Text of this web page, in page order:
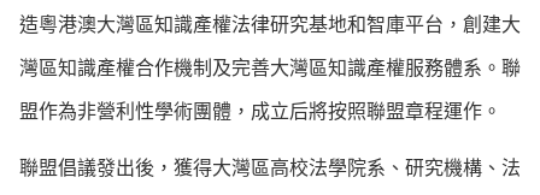
造粵港澳大灣區知識產權法律研究基地和智庫平台，創建大
灣區知識產權合作機制及完善大灣區知識產權服務體系。聯
盟作為非營利性學術團體，成立后將按照聯盟章程運作。
聯盟倡議發出後，獲得大灣區高校法學院系、研究機構、法